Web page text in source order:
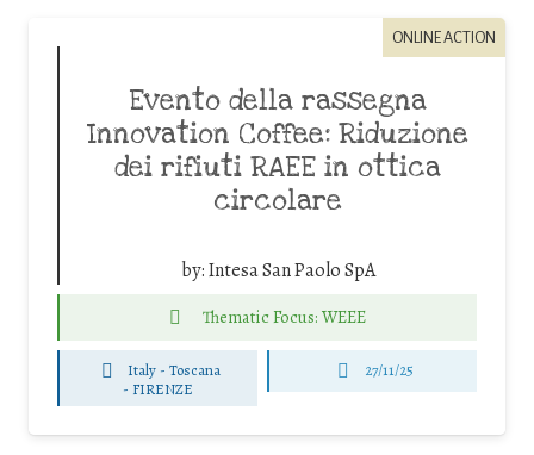
ONLINE ACTION
Evento della rassegna
Innovation Coffee: Riduzione
dei rifiuti RAEE in ottica
circolare
by:Intesa San Paolo SpA
Thematic Focus: WEEE
Italy - Toscana
- FIRENZE
27/11/25